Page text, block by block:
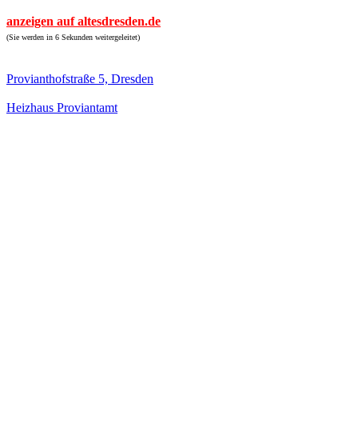
anzeigen auf altesdresden.de
(Sie werden in 6 Sekunden weitergeleitet)
Provianthofstraße 5, Dresden
Heizhaus Proviantamt